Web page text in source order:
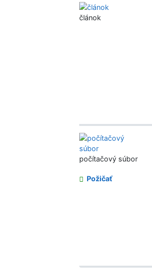
článok
počítačový súbor
Požičať